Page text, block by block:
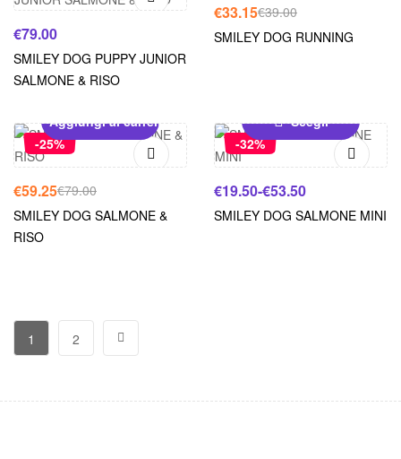
€79.00
SMILEY DOG PUPPY JUNIOR
SALMONE & RISO
€39.00
€33.15
SMILEY DOG RUNNING
-25%
Aggiungi al carrello
€79.00
€59.25
SMILEY DOG SALMONE &
RISO
-32%
Scegli
€19.50-€53.50
SMILEY DOG SALMONE MINI
1 2